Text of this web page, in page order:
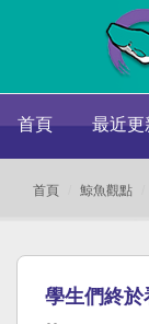
首頁 最近更
首頁 鯨魚觀點
學生們終於